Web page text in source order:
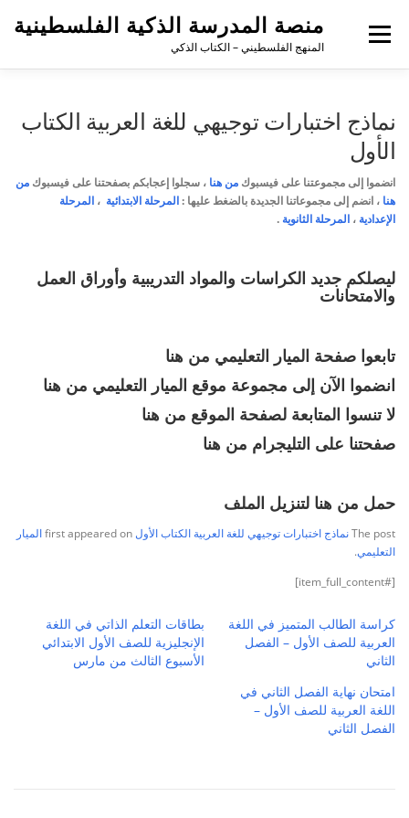
منصة المدرسة الذكية الفلسطينية
المنهج الفلسطيني – الكتاب الذكي
القائمة
نماذج اختبارات توجيهي للغة العربية الكتاب
الأول
انضموا إلى مجموعتنا على فيسبوك من هنا ، سجلوا إعجابكم بصفحتنا على فيسبوك من
هنا ، انضم إلى مجموعاتنا الجديدة بالضغط عليها : المرحلة الابتدائية ، المرحلة
الإعدادية ، المرحلة الثانوية .
ليصلكم جديد الكراسات والمواد التدريبية وأوراق العمل
والامتحانات
تابعوا صفحة الميار التعليمي من هنا
انضموا الآن إلى مجموعة موقع الميار التعليمي من هنا
لا تنسوا المتابعة لصفحة الموقع من هنا
صفحتنا على التليجرام من هنا
حمل من هنا لتنزيل الملف
The postنماذج اختبارات توجيهي للغة العربية الكتاب الأول
الميار
التعليمي.
[#item_full_content]
كراسة الطالب المتميز في اللغة
العربية للصف الأول – الفصل
الثاني
بطاقات التعلم الذاتي في اللغة
الإنجليزية للصف الأول الابتدائي
الأسبوع الثالث من مارس
امتحان نهاية الفصل الثاني في
اللغة العربية للصف الأول –
الفصل الثاني